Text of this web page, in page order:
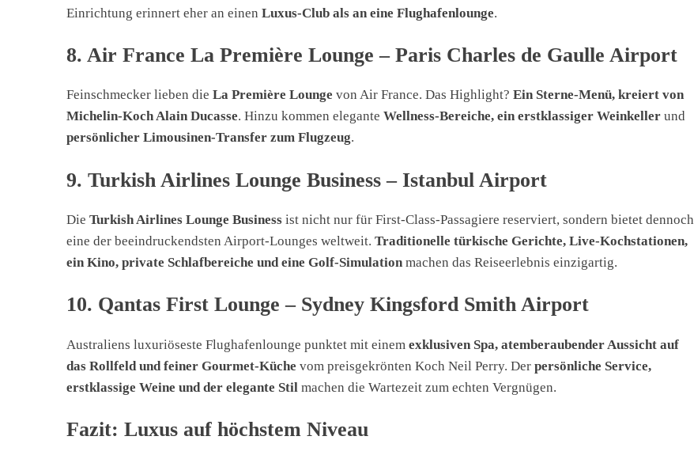
Einrichtung erinnert eher an einen Luxus-Club als an eine Flughafenlounge.
8. Air France La Première Lounge – Paris Charles de Gaulle Airport
Feinschmecker lieben die La Première Lounge von Air France. Das Highlight? Ein Sterne-Menü, kreiert von
Michelin-Koch Alain Ducasse. Hinzu kommen elegante Wellness-Bereiche, ein erstklassiger Weinkeller und
persönlicher Limousinen-Transfer zum Flugzeug.
9. Turkish Airlines Lounge Business – Istanbul Airport
Die Turkish Airlines Lounge Business ist nicht nur für First-Class-Passagiere reserviert, sondern bietet dennoch
eine der beeindruckendsten Airport-Lounges weltweit. Traditionelle türkische Gerichte, Live-Kochstationen,
ein Kino, private Schlafbereiche und eine Golf-Simulation machen das Reiseerlebnis einzigartig.
10. Qantas First Lounge – Sydney Kingsford Smith Airport
Australiens luxuriöseste Flughafenlounge punktet mit einem exklusiven Spa, atemberaubender Aussicht auf
das Rollfeld und feiner Gourmet-Küche vom preisgekrönten Koch Neil Perry. Der persönliche Service,
erstklassige Weine und der elegante Stil machen die Wartezeit zum echten Vergnügen.
Fazit: Luxus auf höchstem Niveau